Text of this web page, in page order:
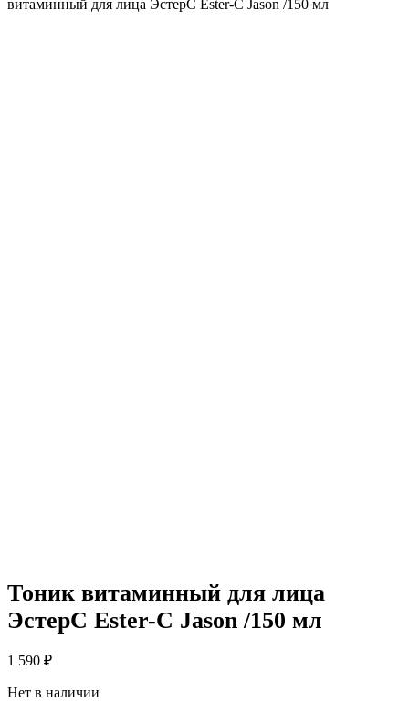
витаминный для лица ЭстерС Ester-C Jason /150 мл
Тоник витаминный для лица
ЭстерС Ester-C Jason /150 мл
1 590 ₽
Нет в наличии